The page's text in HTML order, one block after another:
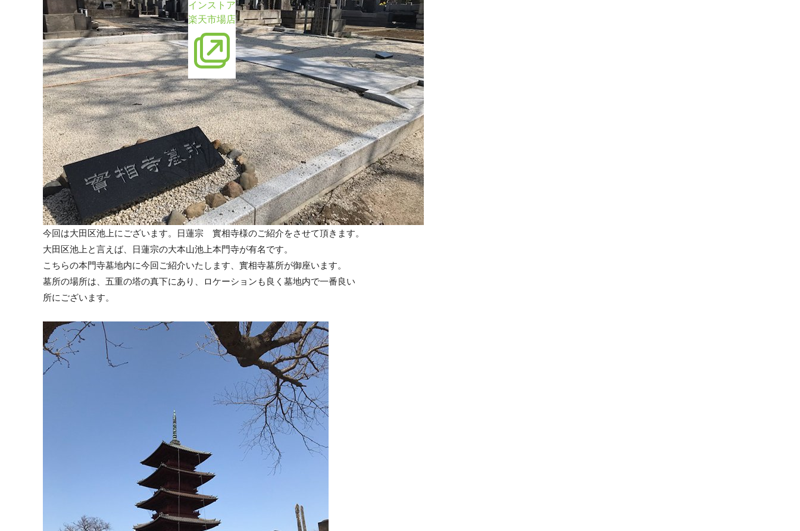
インストア
楽天市場店
今回は大田区池上にございます。日蓮宗 實相寺様のご紹介をさせて頂きます。
大田区池上と言えば、日蓮宗の大本山池上本門寺が有名です。
こちらの本門寺墓地内に今回ご紹介いたします、實相寺墓所が御座います。
墓所の場所は、五重の塔の真下にあり、ロケーションも良く墓地内で一番良い
所にございます。